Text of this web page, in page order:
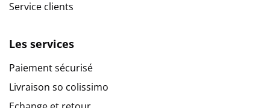
Service clients
Les services
Paiement sécurisé
Livraison so colissimo